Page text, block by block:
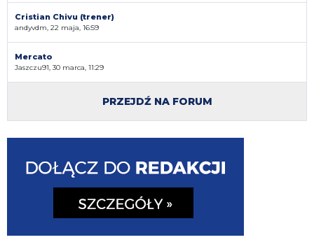
Cristian Chivu (trener)
andyvdm, 22 maja, 16:59
Mercato
Jaszczu91, 30 marca, 11:29
PRZEJDŹ NA FORUM